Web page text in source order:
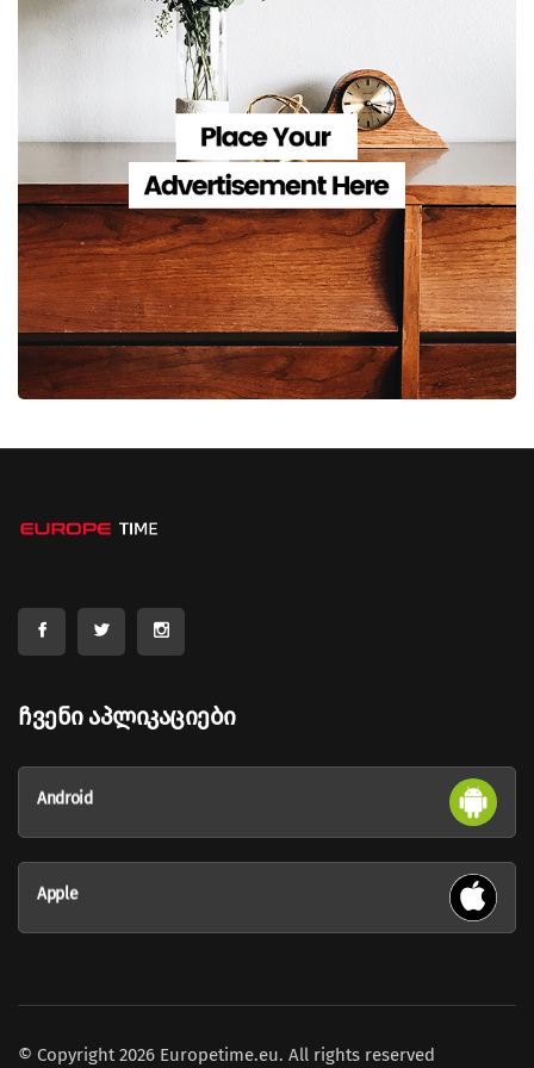
მაღალი ფასების და ქვეყნის მასშტაბით საქონლის
ტრანსპორტირების ღირებულების გამო. McDonald's-ის
ოფიციალურმა პირებმა, ყაზახეთიდან გასვლის შესახებ
კომენტარის გაკეთებაზე უარი თქვეს. შეგახსენებთ,
რომ ცოტა ხნის წინ McDonald's-მა ბელორუსის ბაზარი
საბოლოოდ დატოვა. პარალელურად სწრაფი კვების
ობიექტები რუსული ბრენდის „ვკუსნო ი ტოჩკას“ ქვეშ
გააგრძელებენ მუშაობას. ბელორუსის რეჟიმის
მეთაურმა ალექსანდრ ლუკაშენკომ თავის მხრივ
„ღმერთს მადლობა გადაუხადა McDonald's-ის ქვეყნიდან
გასვლისთვის“.
Ჩვენი Აპლიკაციები
Android
Apple
© Copyright 2026 Europetime.eu. All rights reserved